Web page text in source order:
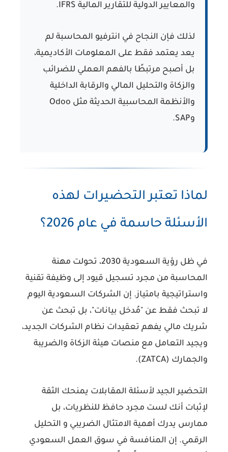
والمعايير الدولية للتقارير المالية IFRS.
لذلك فإن النجاح في انترفيو المحاسبة لم
يعد يعتمد فقط على المعلومات الأكاديمية،
بل أصبح مرتبطًا بالفهم العملي للضرائب
والزكاة والتحليل المالي والرقابة الداخلية
والأنظمة المحاسبية الحديثة مثل Odoo
وSAP.
لماذا تعتبر التحضيرات لهذه
الأسئلة حاسمة في عام 2026؟
في ظل رؤية السعودية 2030
، تحولت مهنة
المحاسبة من مجرد تسجيل قيود إلى وظيفة تقنية
واستراتيجية بامتياز. إن الشركات السعودية اليوم
لا تبحث فقط عن "مُدخل بيانات"، بل تبحث عن
شريك مالي يفهم تعقيدات نظام الشركات الجديد،
ويجيد التعامل مع منصات هيئة الزكاة والضريبة
والجمارك (ZATCA).
التحضير الجيد لأسئلة المقابلات يمنحك الثقة
لإثبات أنك لست مجرد حافظ للنظريات، بل
ممارس يدرك أهمية الامتثال الضريبي و التحليل
الرقمي. إن المنافسة في سوق العمل السعودي